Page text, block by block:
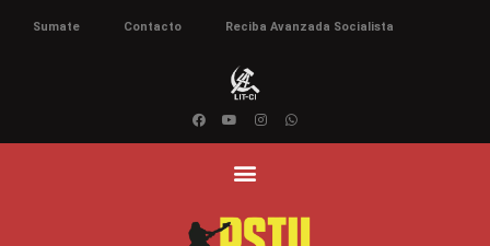
Sumate Contacto Reciba Avanzada Socialista